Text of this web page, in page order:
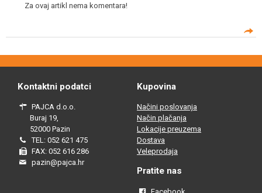
Za ovaj artikl nema komentara!
Kontaktni podatci
PAJCA d.o.o.
Buraj 19,
52000 Pazin
TEL: 052 621 475
FAX: 052 616 286
pazin@pajca.hr
Kupovina
Načini poslovanja
Način plačanja
Lokacije preuzema
Dostava
Veleprodaja
Pratite nas